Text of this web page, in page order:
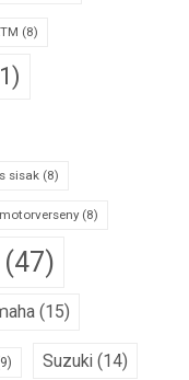
(8)
sisak (8)
motorverseny(8)
(47)
(15)
Suzuki (14)